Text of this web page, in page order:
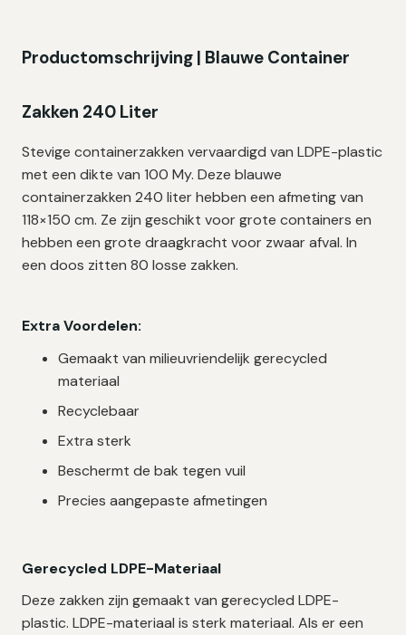
zakken
Productomschrijving | Blauwe Container
Zakken 240 Liter
Stevige containerzakken vervaardigd van LDPE-plastic
met een dikte van 100 My. Deze blauwe
containerzakken 240 liter hebben een afmeting van
118×150 cm. Ze zijn geschikt voor grote containers en
hebben een grote draagkracht voor zwaar afval. In
een doos zitten 80 losse zakken.
Extra Voordelen:
Gemaakt van milieuvriendelijk gerecycled
materiaal
Recyclebaar
Extra sterk
Beschermt de bak tegen vuil
Precies aangepaste afmetingen
Gerecycled LDPE-Materiaal
Deze zakken zijn gemaakt van gerecycled LDPE-
plastic. LDPE-materiaal is sterk materiaal. Als er een